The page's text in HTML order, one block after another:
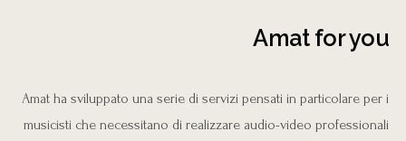
Amat for you
Amat ha sviluppato una serie di servizi pensati in particolare per i
musicisti che necessitano di realizzare audio-video professionali